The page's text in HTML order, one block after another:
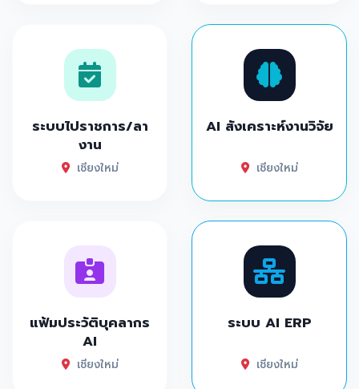
ระบบไปราชการ/ลา
งาน
เชียงใหม่
AI สังเคราะห์งานวิจัย
เชียงใหม่
แฟ้มประวัติบุคลากร
AI
เชียงใหม่
ระบบ AI ERP
เชียงใหม่